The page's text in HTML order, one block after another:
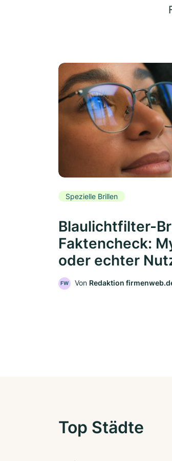
Spezielle Brillen
Blaulichtfilter-
Faktencheck:
oder echter
FW Von Redaktion
Top Städte